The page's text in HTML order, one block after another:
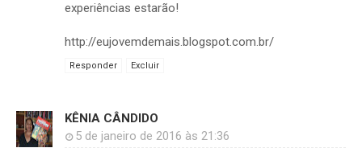
experiências estarão!
http://eujovemdemais.blogspot.com.br/
Responder Excluir
KÊNIA CÂNDIDO
5 de janeiro de 2016 às 21:36